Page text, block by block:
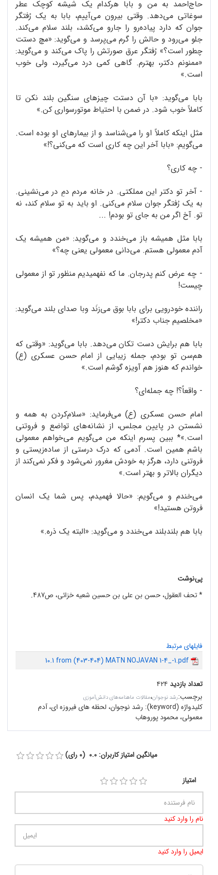
حاج‌احمد به من و بابا هرکدام یک شیشه کوچک عطر
سوغاتی می‌دهد. وقتی بیرون می‌آییم، بابا به یک رُفتگر
جوان که دارد پیاده‌رو را جارو می‌کشد، بلند سلام می‌کند.
جلو می‌رود و حالش را گرم می‌پرسد و می‌گوید: «مچ دستت
چطور است؟» رُفتگر عرق صورتش را پاک می‌کند و می‌گوید:
«ممنونم دکتر، بهترم. گاهی کمی درد می‌گیرد، ولی خوب
است.»
بابا می‌گوید: «با آن دستت چیزهای سنگین بلند نکن تا
کاملاً خوب شود. در ضمن با احتیاط موتورسواری کن.»
مثل اینکه کاملاً او را می‌شناسد و از بیمارهای او بوده است.
می‌گویم: «بابا آخر این چه کاری‌ است که می‌کنی؟!»
- چه کاری؟
- آخر تو دکتر این مملکتی. در خانه مردم دمِ در می‌نشینی.
به یک رُفتگر جوان سلام می‌کنی. او باید به تو سلام کند، نه
تو. آخ اگر من به جای تو بودم! ...
بابا مثل همیشه باز می‌خندد و می‌گوید: «من همیشه یک
آدم معمولی هستم. می‌دانی معمولی یعنی چه؟»
- چه عرض کنم پدرجان. ما که نفهمیدیم منظور تو از معمولی
چیست!
راننده خودرویی برای بابا بوق می‌زنَد وبا صدای بلند می‌گوید:
«مخلصیم جناب دکتر!»
بابا هم برایش دست تکان می‌دهد. بابا می‌گوید: «وقتی که
هم‌سن تو بودم، جمله زیبایی از امام حسن عسکری (ع)
خواندم که هنوز هم آویزه گوشم است.»
- واقعاً؟! چه جمله‌ای؟
امام حسن عسکری (ع) می‌فرماید: «سلام‌کردن به همه و
نشستن در پایین مجلس، از نشانه‌های تواضع و فروتنی
است.»* ببین پسرم اینکه من می‌گویم می‌خواهم معمولی
باشم همین است. آدمی که درک درستی از ساده‌زیستی و
فروتنی دارد، هرگز به خودش مغرور نمی‌شود و فکر نمی‌کند از
دیگران بالاتر و بهتر است.»
می‌خندم و می‌گویم: «حالا فهمیدم، پس شما یک انسان
فروتن هستید!»
بابا هم بلند‌بلند می‌خندد و می‌گوید: «البته یک ذره.»
پی‌نوشت
* تحف العقول، حسن بن علی بن حسین شعیه خزائی، ص487
.
فایلهای مرتبط
10.1 from (403-404) MATN NOJAVAN 1-4_-1.pdf
تعداد بازدید ۴۲۴
برچسب:رشد نوجوان،مقالات ماهنامه‌های دانش‌آموزی
کلیدواژه (keyword):
رشد نوجوان، لحظه های فیروزه ای، آدم
معمولی، محمود پوروهاب
میانگین امتیاز کاربران: 0.0 (0 رای)
امتیاز
نام را وارد کنید
ایمیل را وارد کنید